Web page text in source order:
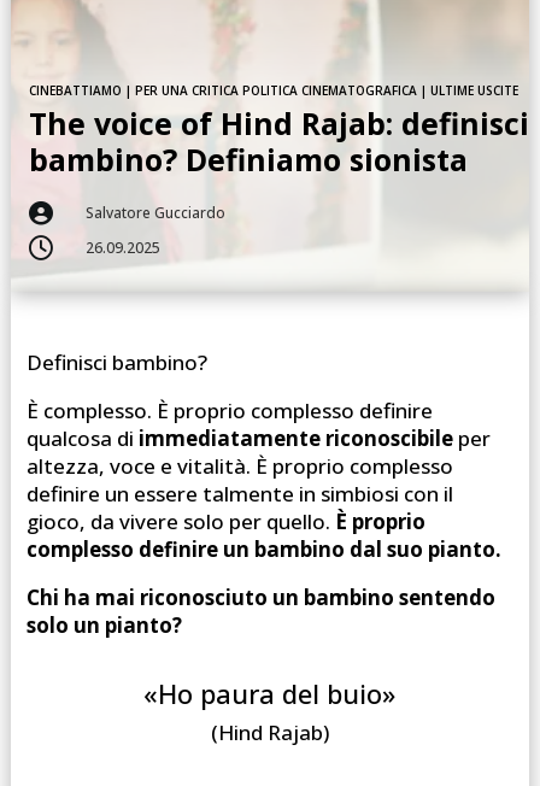
CINEBATTIAMO | PER UNA CRITICA POLITICA CINEMATOGRAFICA| ULTIME USCITE
The voice of Hind Rajab: definisci
bambino? Definiamo sionista
 Salvatore Gucciardo
 26.09.2025
Definisci bambino?
È complesso. È proprio complesso definire
qualcosa di immediatamente riconoscibile per
altezza, voce e vitalità. È proprio complesso
definire un essere talmente in simbiosi con il
gioco, da vivere solo per quello. È proprio
complesso definire un bambino dal suo pianto.
Chi ha mai riconosciuto un bambino sentendo
solo un pianto?
«Ho paura del buio»
(Hind Rajab)